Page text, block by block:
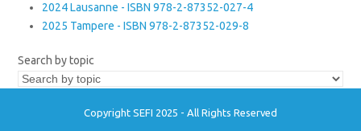
2024 Lausanne - ISBN 978-2-87352-027-4
2025 Tampere - ISBN 978-2-87352-029-8
Search by topic
Copyright SEFI 2025 - All Rights Reserved